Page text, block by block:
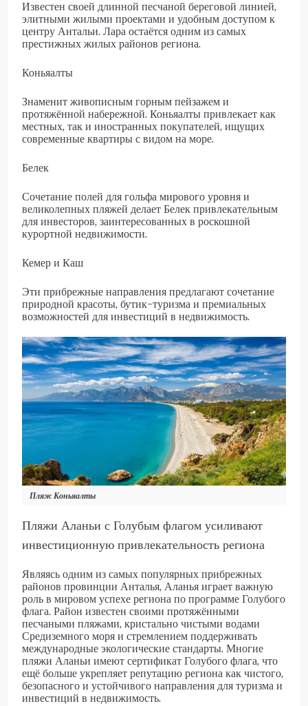
Известен своей длинной песчаной береговой линией,
элитными жилыми проектами и удобным доступом к
центру Антальи. Лара остаётся одним из самых
престижных жилых районов региона.
Коньяалты
Знаменит живописным горным пейзажем и
протяжённой набережной. Коньяалты привлекает как
местных, так и иностранных покупателей, ищущих
современные квартиры с видом на море.
Белек
Сочетание полей для гольфа мирового уровня и
великолепных пляжей делает Белек привлекательным
для инвесторов, заинтересованных в роскошной
курортной недвижимости.
Кемер и Каш
Эти прибрежные направления предлагают сочетание
природной красоты, бутик-туризма и премиальных
возможностей для инвестиций в недвижимость.
Пляж Коньяалты
Пляжи Аланьи с Голубым флагом усиливают
инвестиционную привлекательность региона
Являясь одним из самых популярных прибрежных
районов провинции Анталья, Аланья играет важную
роль в мировом успехе региона по программе Голубого
флага. Район известен своими протяжёнными
песчаными пляжами, кристально чистыми водами
Средиземного моря и стремлением поддерживать
международные экологические стандарты. Многие
пляжи Аланьи имеют сертификат Голубого флага, что
ещё больше укрепляет репутацию региона как чистого,
безопасного и устойчивого направления для туризма и
инвестиций в недвижимость.